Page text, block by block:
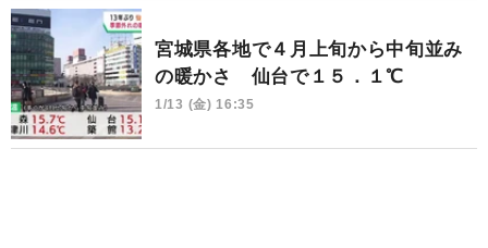
宮城県各地で４月上旬から中旬並み
の暖かさ 仙台で１５．１℃
1/13 (金) 16:35